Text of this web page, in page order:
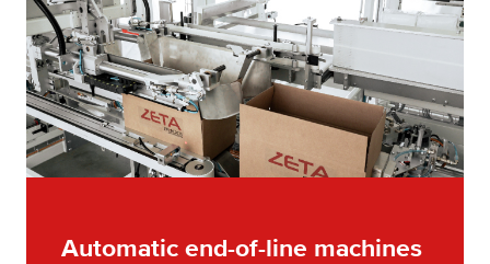
Automatic end-of-line machines